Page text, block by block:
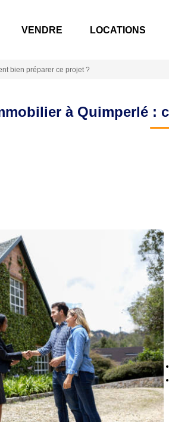
VENDRE LOCATIONS
bien préparer ce projet ?
à Quimperlé :